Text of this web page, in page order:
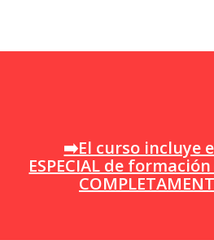
➡️El curso incluye
ESPECIAL de